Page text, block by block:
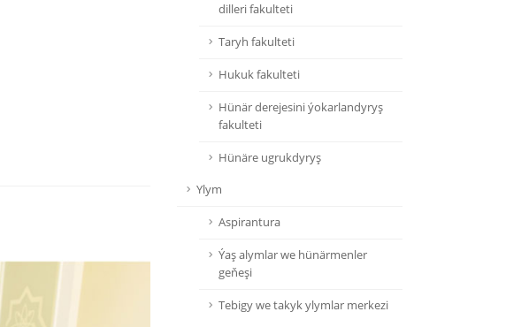
dilleri fakulteti
Taryh fakulteti
Hukuk fakulteti
Hünär derejesini ýokarlandyryş
fakulteti
Hünäre ugrukdyryş
Ylym
Aspirantura
Ýaş alymlar we hünärmenler
geňeşi
Tebigy we takyk ylymlar merkezi